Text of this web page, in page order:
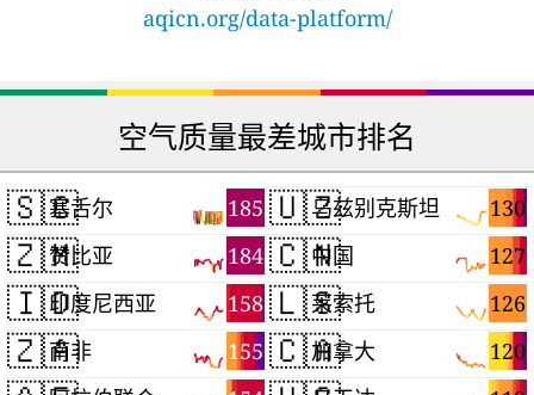
aqicn.org/data-platform/
空气质量最差城市排名
🇸🇨 185
塞舌尔
🇿🇲 184
赞比亚
🇮🇩 158
印度尼西亚
🇿🇦 155
南非
🇺🇿 130
乌兹别克斯坦
🇨🇳 127
中国
🇱🇸 126
莱索托
🇨🇦 120
加拿大